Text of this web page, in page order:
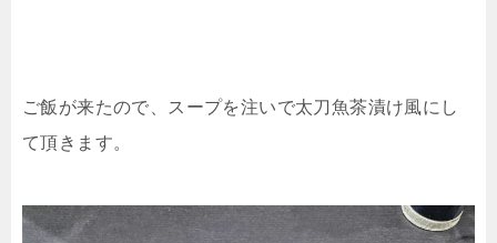
ご飯が来たので、スープを注いで太刀魚茶漬け風にし
て頂きます。